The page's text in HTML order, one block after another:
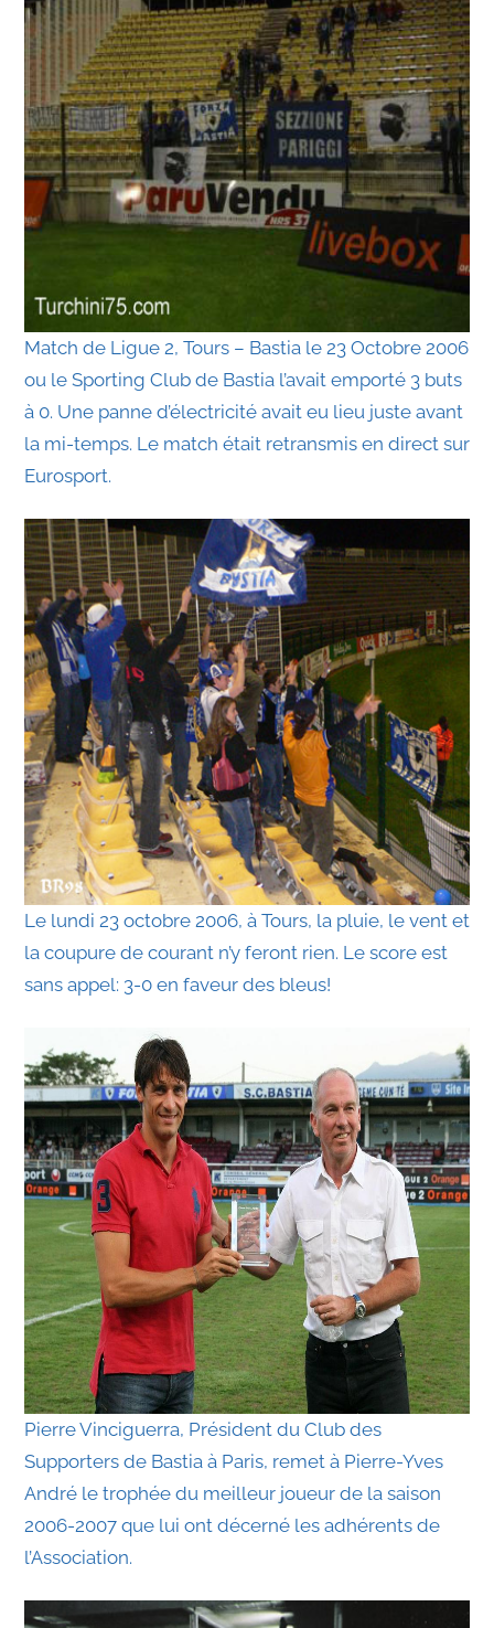
Match de Ligue 2, Tours – Bastia le 23 Octobre 2006
ou le Sporting Club de Bastia l’avait emporté 3 buts
à 0. Une panne d’électricité avait eu lieu juste avant
la mi-temps. Le match était retransmis en direct sur
Eurosport.
Le lundi 23 octobre 2006, à Tours, la pluie, le vent et
la coupure de courant n’y feront rien. Le score est
sans appel: 3-0 en faveur des bleus!
Pierre Vinciguerra, Président du Club des
Supporters de Bastia à Paris, remet à Pierre-Yves
André le trophée du meilleur joueur de la saison
2006-2007 que lui ont décerné les adhérents de
l’Association.